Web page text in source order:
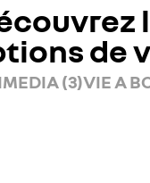
de
(3)VIE A